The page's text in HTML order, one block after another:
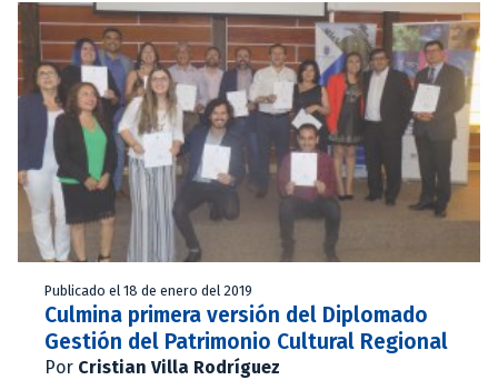
Publicado el 18 de enero del 2019
Culmina primera versión del Diplomado
Gestión del Patrimonio Cultural Regional
Por Cristian Villa Rodríguez